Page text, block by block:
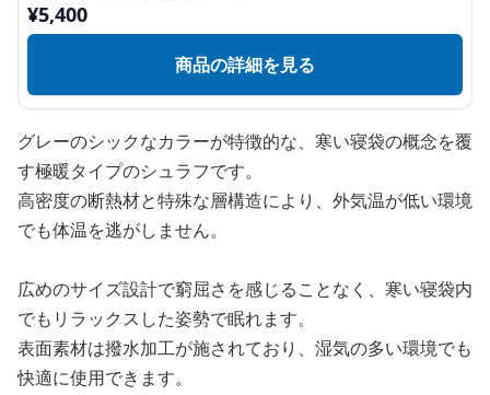
¥5,400
商品の詳細を見る
グレーのシックなカラーが特徴的な、寒い寝袋の概念を覆
す極暖タイプのシュラフです。
高密度の断熱材と特殊な層構造により、外気温が低い環境
でも体温を逃がしません。
広めのサイズ設計で窮屈さを感じることなく、寒い寝袋内
でもリラックスした姿勢で眠れます。
表面素材は撥水加工が施されており、湿気の多い環境でも
快適に使用できます。